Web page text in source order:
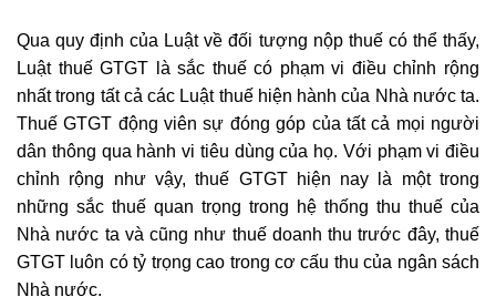
Qua quy định của Luật về đối tượng nộp thuế có thể thấy,
Luật thuế GTGT là sắc thuế có phạm vi điều chỉnh rộng
nhất trong tất cả các Luật thuế hiện hành của Nhà nước ta.
Thuế GTGT động viên sự đóng góp của tất cả mọi người
dân thông qua hành vi tiêu dùng của họ. Với phạm vi điều
chỉnh rộng như vậy, thuế GTGT hiện nay là một trong
những sắc thuế quan trọng trong hệ thống thu thuế của
Nhà nước ta và cũng như thuế doanh thu trước đây, thuế
GTGT luôn có tỷ trọng cao trong cơ cấu thu của ngân sách
Nhà nước.